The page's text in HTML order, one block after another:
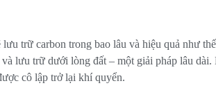
trữ carbon trong bao lâu và hiệu quả như
lưu trữ dưới lòng đất – một giải pháp lâu
cô lập trở lại khí quyển.